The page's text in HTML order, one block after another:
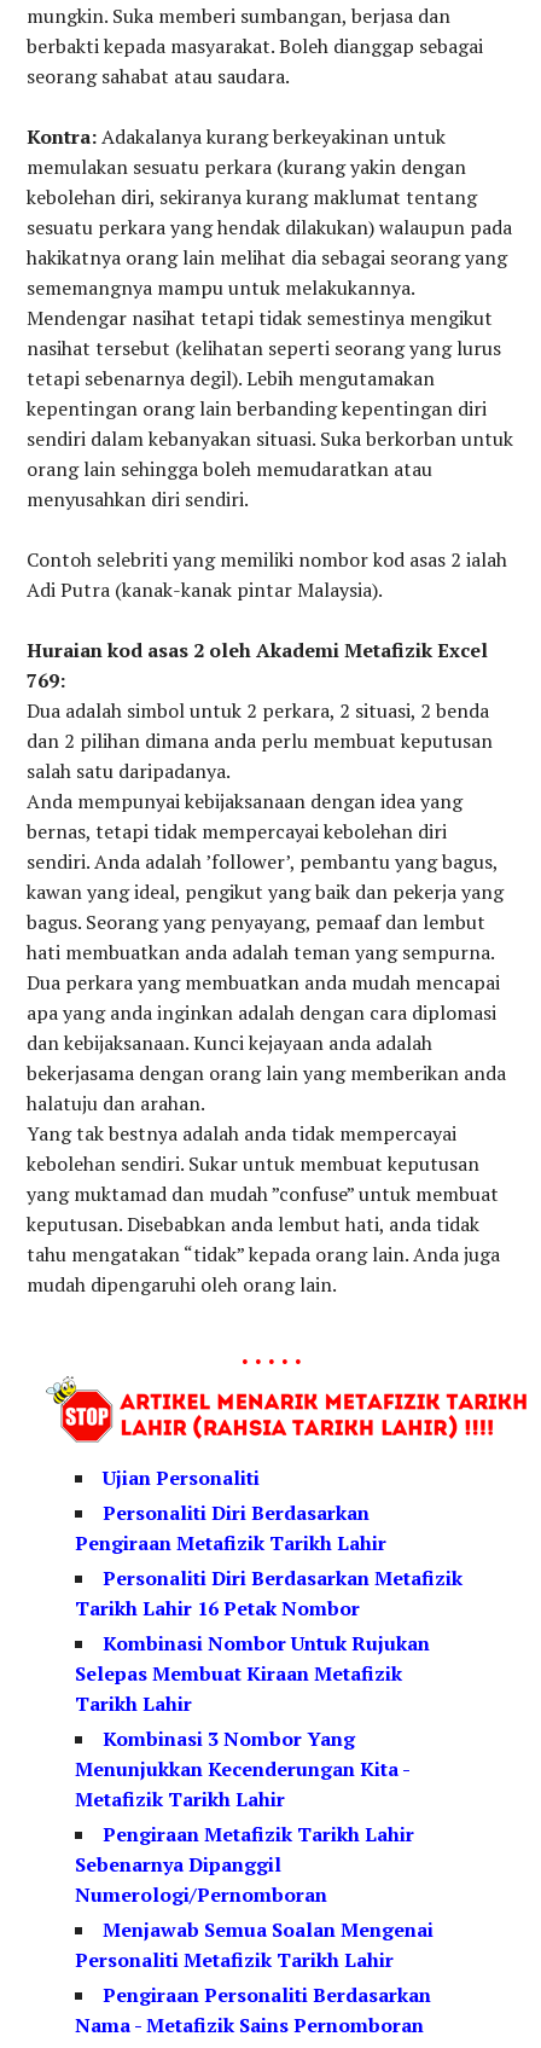
mungkin. Suka memberi sumbangan, berjasa dan
berbakti kepada masyarakat. Boleh dianggap sebagai
seorang sahabat atau saudara.
Kontra:Adakalanya kurang berkeyakinan untuk
memulakan sesuatu perkara (kurang yakin dengan
kebolehan diri, sekiranya kurang maklumat tentang
sesuatu perkara yang hendak dilakukan) walaupun pada
hakikatnya orang lain melihat dia sebagai seorang yang
sememangnya mampu untuk melakukannya.
Mendengar nasihat tetapi tidak semestinya mengikut
nasihat tersebut (kelihatan seperti seorang yang lurus
tetapi sebenarnya degil). Lebih mengutamakan
kepentingan orang lain berbanding kepentingan diri
sendiri dalam kebanyakan situasi. Suka berkorban untuk
orang lain sehingga boleh memudaratkan atau
menyusahkan diri sendiri.
Contoh selebriti yang memiliki nombor kod asas 2 ialah
Adi Putra (kanak-kanak pintar Malaysia).
Huraian kod asas 2 oleh Akademi Metafizik Excel
769:
Dua adalah simbol untuk 2 perkara, 2 situasi, 2 benda
dan 2 pilihan dimana anda perlu membuat keputusan
salah satu daripadanya.
Anda mempunyai kebijaksanaan dengan idea yang
bernas, tetapi tidak mempercayai kebolehan diri
sendiri. Anda adalah ’follower’, pembantu yang bagus,
kawan yang ideal, pengikut yang baik dan pekerja yang
bagus. Seorang yang penyayang, pemaaf dan lembut
hati membuatkan anda adalah teman yang sempurna.
Dua perkara yang membuatkan anda mudah mencapai
apa yang anda inginkan adalah dengan cara diplomasi
dan kebijaksanaan. Kunci kejayaan anda adalah
bekerjasama dengan orang lain yang memberikan anda
halatuju dan arahan.
Yang tak bestnya adalah anda tidak mempercayai
kebolehan sendiri. Sukar untuk membuat keputusan
yang muktamad dan mudah ”confuse” untuk membuat
keputusan. Disebabkan anda lembut hati, anda tidak
tahu mengatakan “tidak” kepada orang lain. Anda juga
mudah dipengaruhi oleh orang lain.
. . . . .
Ujian Personaliti
Personaliti Diri Berdasarkan
Pengiraan Metafizik Tarikh Lahir
Personaliti Diri Berdasarkan Metafizik
Tarikh Lahir 16 Petak Nombor
Kombinasi Nombor Untuk Rujukan
Selepas Membuat Kiraan Metafizik
Tarikh Lahir
Kombinasi 3 Nombor Yang
Menunjukkan Kecenderungan Kita -
Metafizik Tarikh Lahir
Pengiraan Metafizik Tarikh Lahir
Sebenarnya Dipanggil
Numerologi/Pernomboran
Menjawab Semua Soalan Mengenai
Personaliti Metafizik Tarikh Lahir
Pengiraan Personaliti Berdasarkan
Nama - Metafizik Sains Pernomboran